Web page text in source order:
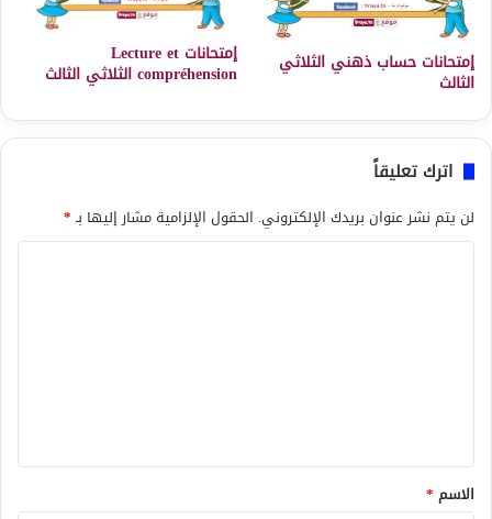
إمتحانات حساب ذهني الثلاثي
الثالث
إمتحانات Lecture et
compréhension الثلاثي الثالث
اترك تعليقاً
لن يتم نشر عنوان بريدك الإلكتروني. الحقول الإلزامية مشار إليها بـ*
*
الاسم *